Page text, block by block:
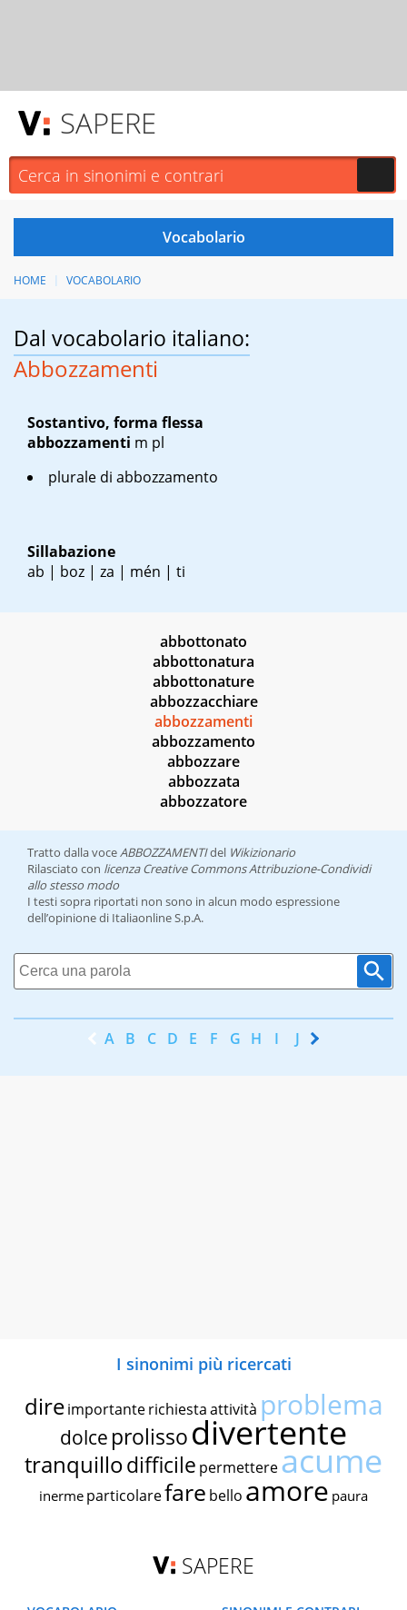
SAPERE
HOME VOCABOLARIO
Dal vocabolario italiano:
Abbozzamenti
Sostantivo, forma flessa
abbozzamenti m pl
plurale di abbozzamento
Sillabazione
ab | boz | za | mén | ti
abbottonato
abbottonatura
abbottonature
abbozzacchiare
abbozzamenti
abbozzamento
abbozzare
abbozzata
abbozzatore
Tratto dalla voceABBOZZAMENTIdel Wikizionario
Rilasciato con licenza Creative Commons Attribuzione-Condividi
allo stesso modo
I testi sopra riportati non sono in alcun modo espressione
dell’opinione di Italiaonline S.p.A.
A B C D E F G H I J K
I sinonimi più ricercati
dire importante richiestaattività problema
dolce prolissodivertente
tranquillodifficile permettereacume
inerme particolarefare bello amore paura
SAPERE